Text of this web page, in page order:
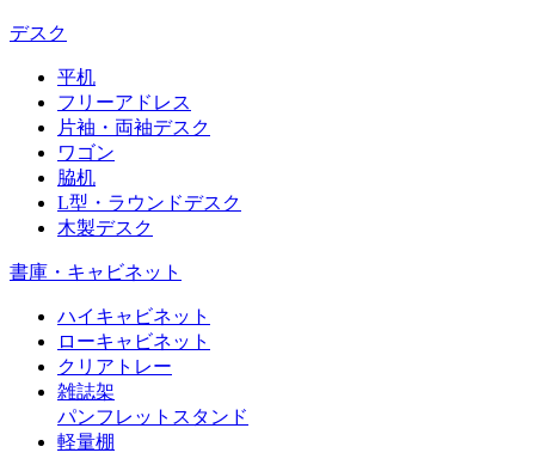
デスク
平机
フリーアドレス
片袖・両袖デスク
ワゴン
脇机
L型・ラウンドデスク
木製デスク
書庫・キャビネット
ハイキャビネット
ローキャビネット
クリアトレー
雑誌架
パンフレットスタンド
軽量棚